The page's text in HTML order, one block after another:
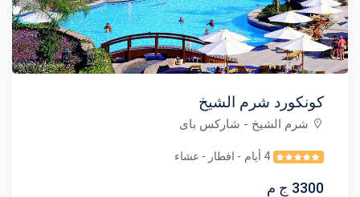
كونكورد شرم الشيخ
شرم الشيخ - شاركس باى
4 أيام - افطار - عشاء
3300 ج م